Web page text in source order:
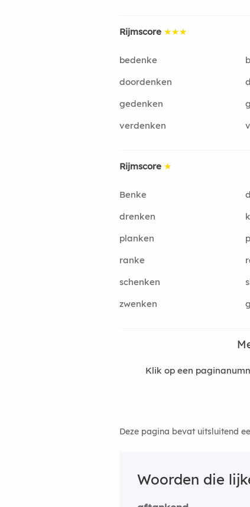
Rijmscore ★★★
bedenke
doordenken
gedenken
verdenken
Rijmscore ★
Benke
drenken
planken
ranke
schenken
zwenken
Klik op een
Deze pagina bevat uitsluitend
Woorden die